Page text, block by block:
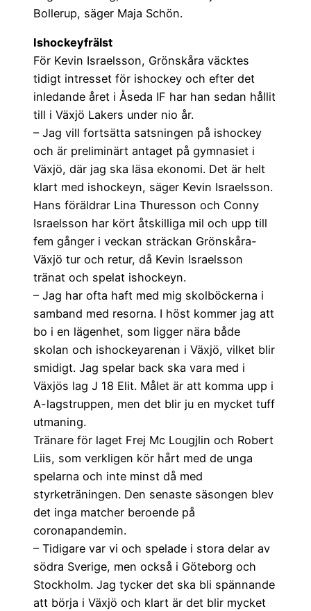
Bollerup, säger Maja Schön.
Ishockeyfrälst
För Kevin Israelsson, Grönskåra väcktes
tidigt intresset för ishockey och efter det
inledande året i Åseda IF har han sedan hållit
till i Växjö Lakers under nio år.
– Jag vill fortsätta satsningen på ishockey
och är preliminärt antaget på gymnasiet i
Växjö, där jag ska läsa ekonomi. Det är helt
klart med ishockeyn, säger Kevin Israelsson.
Hans föräldrar Lina Thuresson och Conny
Israelsson har kört åtskilliga mil och upp till
fem gånger i veckan sträckan Grönskåra-
Växjö tur och retur, då Kevin Israelsson
tränat och spelat ishockeyn.
– Jag har ofta haft med mig skolböckerna i
samband med resorna. I höst kommer jag att
bo i en lägenhet, som ligger nära både
skolan och ishockeyarenan i Växjö, vilket blir
smidigt. Jag spelar back ska vara med i
Växjös lag J 18 Elit. Målet är att komma upp i
A-lagstruppen, men det blir ju en mycket tuff
utmaning.
Tränare för laget Frej Mc Lougjlin och Robert
Liis, som verkligen kör hårt med de unga
spelarna och inte minst då med
styrketräningen. Den senaste säsongen blev
det inga matcher beroende på
coronapandemin.
– Tidigare var vi och spelade i stora delar av
södra Sverige, men också i Göteborg och
Stockholm. Jag tycker det ska bli spännande
att börja i Växjö och klart är det blir mycket